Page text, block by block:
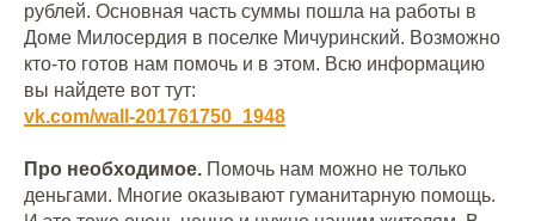
рублей. Основная часть суммы пошла на работы в
Доме Милосердия в поселке Мичуринский. Возможно
кто-то готов нам помочь и в этом. Всю информацию
вы найдете вот тут:
vk.com/wall-201761750_1948
Про необходимое. Помочь нам можно не только
деньгами. Многие оказывают гуманитарную помощь.